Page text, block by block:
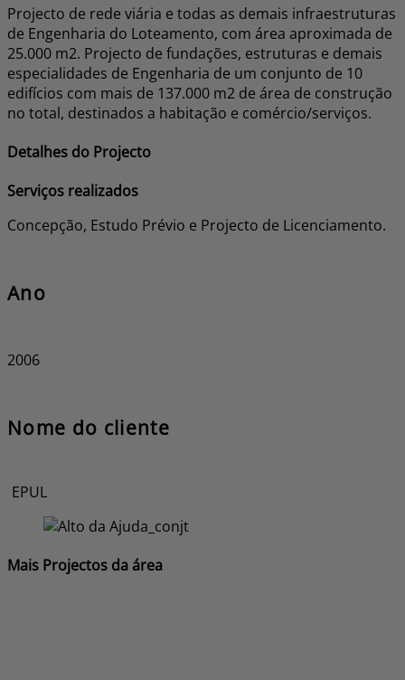
Projecto de rede viária e todas as demais infraestruturas
de Engenharia do Loteamento, com área aproximada de
25.000 m2. Projecto de fundações, estruturas e demais
especialidades de Engenharia de um conjunto de 10
edifícios com mais de 137.000 m2 de área de construção
no total, destinados a habitação e comércio/serviços.
Detalhes do Projecto
Serviços realizados
Concepção, Estudo Prévio e Projecto de Licenciamento.
Ano
2006
Nome do cliente
EPUL
Mais Projectos da área